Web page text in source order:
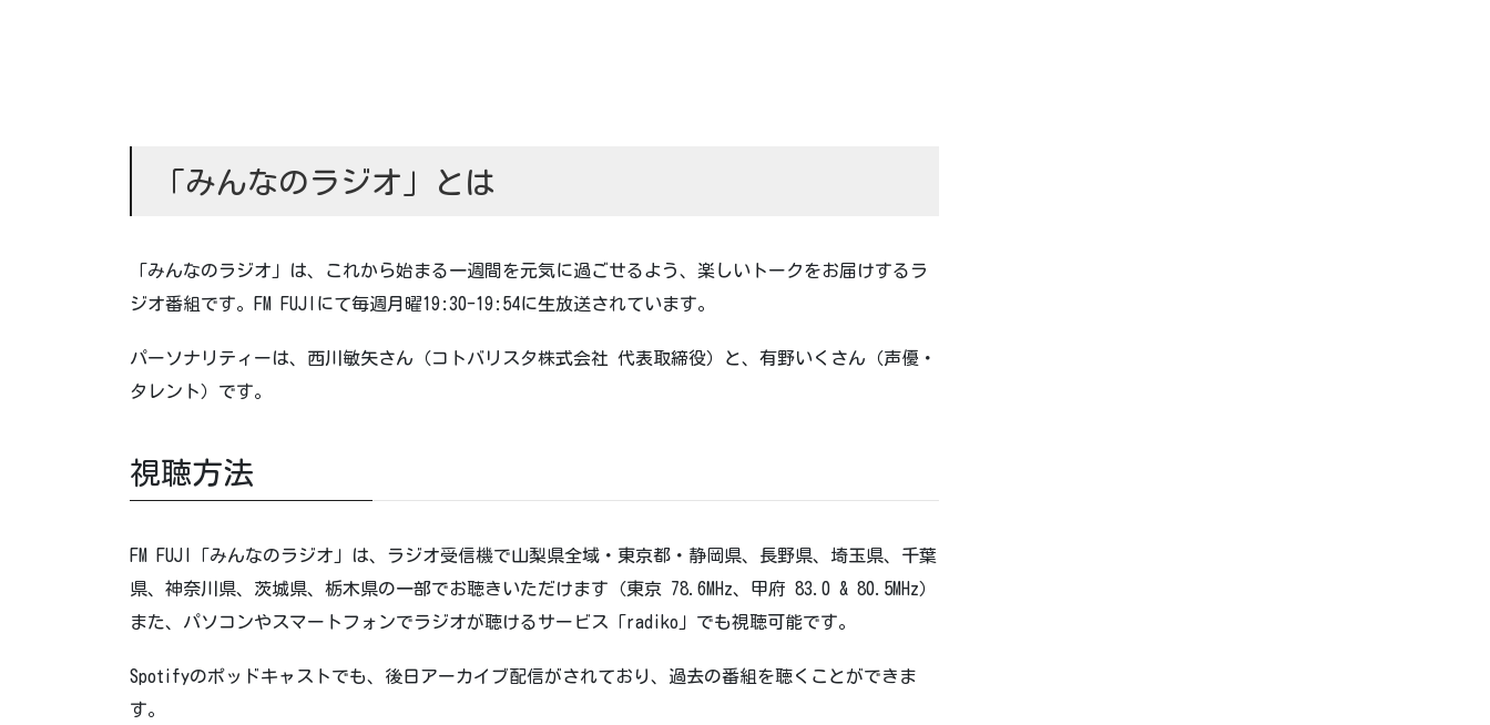
「みんなのラジオ」とは
「みんなのラジオ」は、これから始まる一週間を元気に過ごせるよう、楽しいトークをお届けするラ
ジオ番組です。FM FUJIにて毎週月曜19:30-19:54に生放送されています。
パーソナリティーは、西川敏矢さん（コトバリスタ株式会社 代表取締役）と、有野いくさん（声優・
タレント）です。
視聴方法
FM FUJI「みんなのラジオ」は、ラジオ受信機で山梨県全域・東京都・静岡県、長野県、埼玉県、千葉
県、神奈川県、茨城県、栃木県の一部でお聴きいただけます（東京 78.6MHz、甲府 83.0 & 80.5MHz）
また、パソコンやスマートフォンでラジオが聴けるサービス「radiko」でも視聴可能です。
Spotifyのポッドキャストでも、後日アーカイブ配信がされており、過去の番組を聴くことができま
す。